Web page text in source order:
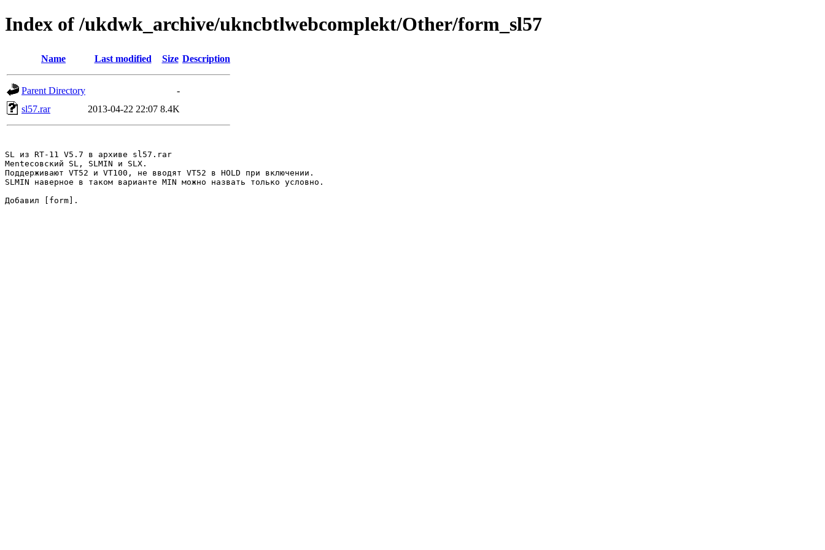
Index of /ukdwk_archive/ukncbtlwebcomplekt/Other/form_sl57
Name Last modified Size Description
Parent Directory
-
sl57.rar
2013-04-22 22:07 8.4K
SL из RT-11 V5.7 в архиве sl57.rar
Mentecовский SL, SLMIN и SLX.
Поддерживают VT52 и VT100, не вводят VT52 в HOLD при включении.
SLMIN наверное в таком варианте MIN можно назвать только условно.